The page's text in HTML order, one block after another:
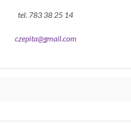
tel. 783 38 25 14
czepita@gmail.com